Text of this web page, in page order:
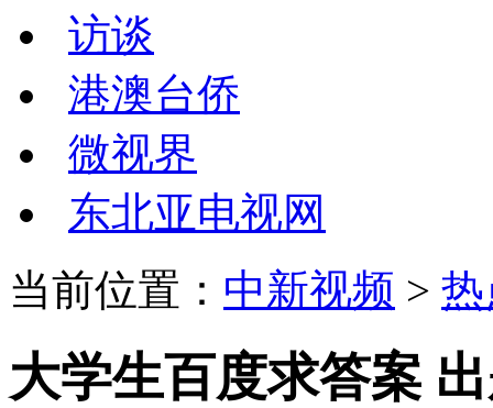
访谈
港澳台侨
微视界
东北亚电视网
当前位置： 中新视频 >
大学生百度求答案